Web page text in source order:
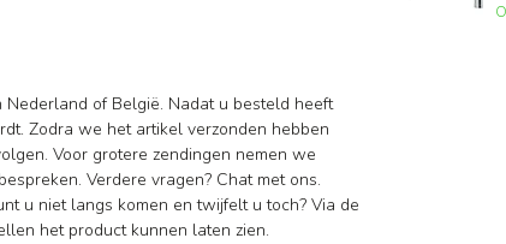
of België. Nadat u besteld heeft
Zodra we het artikel verzonden hebben
Voor grotere zendingen nemen we
Verdere vragen? Chat met ons.
u niet langs komen en twijfelt u toch? Via de
het product kunnen laten zien.